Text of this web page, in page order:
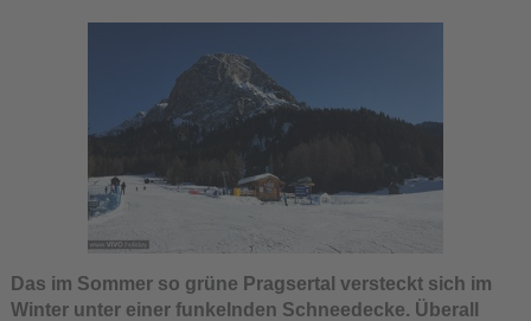
Das im Sommer so grüne Pragsertal versteckt sich im
Winter unter einer funkelnden Schneedecke. Überall